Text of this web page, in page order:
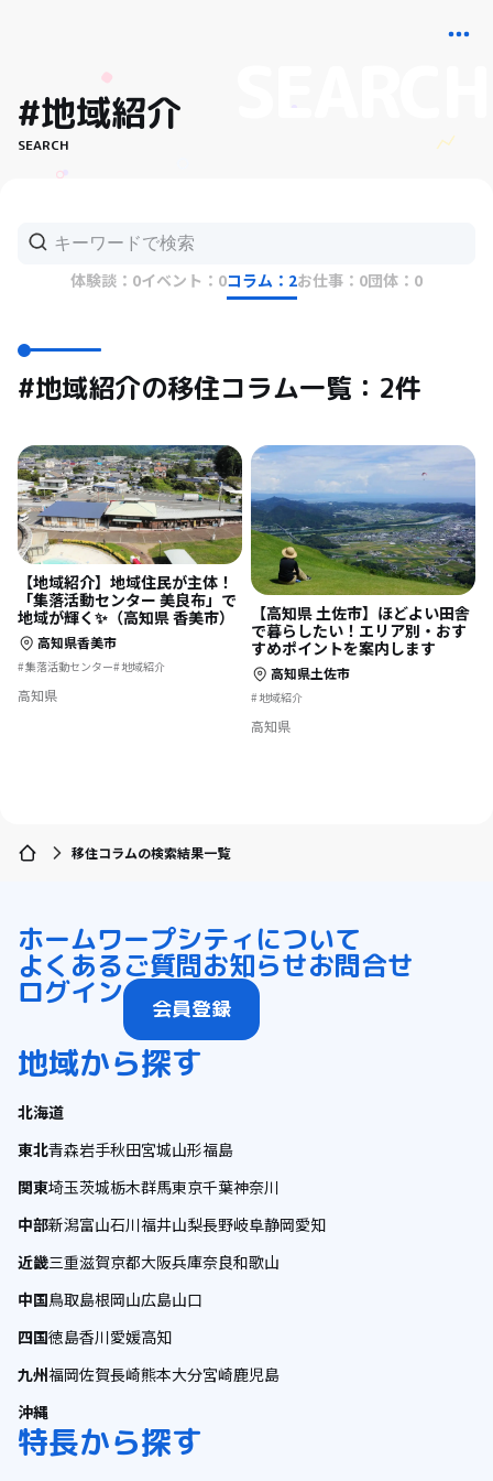
#地域紹介
SEARCH
体験談：0イベント：0コラム：2お仕事：0団体：0
#地域紹介の移住コラム一覧：2件
【地域紹介】地域住民が主体！
「集落活動センター 美良布」で
地域が輝く✨（高知県 香美市）
高知県香美市
集落活動センター 地域紹介
高知県
【高知県 土佐市】ほどよい田舎
で暮らしたい！エリア別・おす
すめポイントを案内します
高知県土佐市
地域紹介
高知県
移住コラムの検索結果一覧
ホームワープシティについて
よくあるご質問お知らせお問合せ
ログイン 会員登録
地域から探す
北海道
東北青森岩手秋田宮城山形福島
関東埼玉茨城栃木群馬東京千葉神奈川
中部新潟富山石川福井山梨長野岐阜静岡愛知
近畿三重滋賀京都大阪兵庫奈良和歌山
中国鳥取島根岡山広島山口
四国徳島香川愛媛高知
九州福岡佐賀長崎熊本大分宮崎鹿児島
沖縄
特長から探す